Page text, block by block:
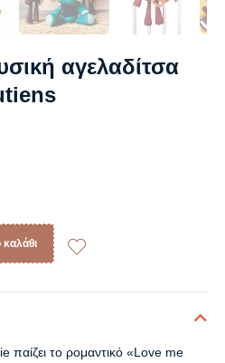
αγελαδίτσα
παίζει το ρομαντικό «Love me